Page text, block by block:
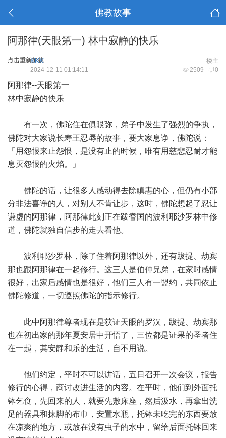
佛教故事
阿那律(天眼第一) 林中寂静的快乐
点击重新加载 楼主
KKK
2509 0
2024-12-11 01:14:11
阿那律--天眼第一
林中寂静的快乐
有一次，佛陀住在俱眼弥，弟子中发生了强烈的争执，
佛陀对大家说长寿王忍辱的故事，要大家息诤，佛陀说：
「用怨恨来止怨恨，是没有止的时候，唯有用慈悲忍耐才能
息灭怨恨的火焰。」
佛陀的话，让很多人感动得去除瞋恚的心，但仍有小部
分非法喜诤的人，对别人不肯让步，这时，佛陀想起了忍让
谦虚的阿那律，阿那律此刻正在跋耆国的波利耶沙罗林中修
道，佛陀就独自信步的走去看他。
波利耶沙罗林，除了住着阿那律以外，还有跋提、劫宾
那也跟阿那律在一起修行。这三人是伯仲兄弟，在家时感情
很好，出家后感情也是很好，他们三人有一盟约，共同依止
佛陀修道，一切遵照佛陀的指示修行。
此中阿那律尊者现在是获证天眼的罗汉，跋提、劫宾那
也在初出家的那年夏安居中开悟了，三位都是证果的圣者住
在一起，其安静和乐的生活，自不用说。
他们约定，平时不可以讲话，五日召开一次会议，报告
修行的心得，商讨改进生活的内容。在平时，他们到外面托
钵乞食，先回来的人，就要先敷床座，然后汲水，再拿出洗
足的器具和抹脚的布巾，安置水瓶，托钵未吃完的东西要放
在凉爽的地方，或放在没有虫子的水中，留给后面托钵回来